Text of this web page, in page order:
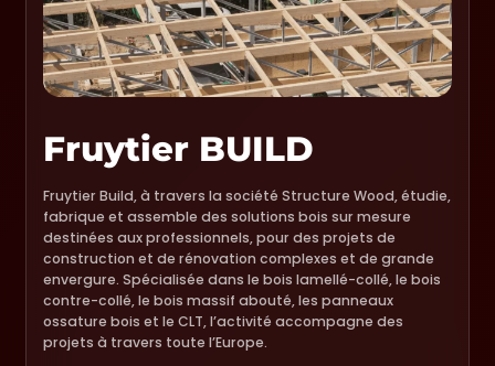
Fruytier BUILD
Fruytier Build, à travers la société Structure Wood, étudie,
fabrique et assemble des solutions bois sur mesure
destinées aux professionnels, pour des projets de
construction et de rénovation complexes et de grande
envergure. Spécialisée dans le bois lamellé-collé, le bois
contre-collé, le bois massif abouté, les panneaux
ossature bois et le CLT, l’activité accompagne des
projets à travers toute l’Europe.